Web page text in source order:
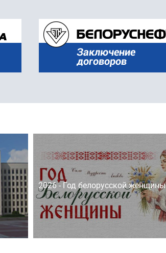
2026 - Год белорусской женщины